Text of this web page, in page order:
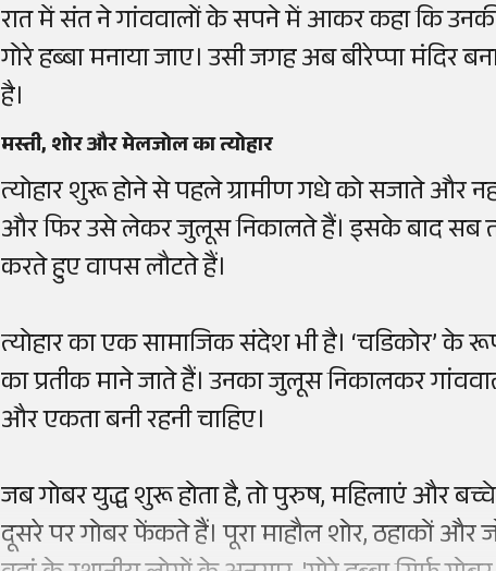
रात में संत ने गांववालों के सपने में आकर कहा कि
गोरे हब्बा मनाया जाए। उसी जगह अब बीरेप्पा मंदिर
है।
मस्ती, शोर और मेलजोल का त्योहार
त्योहार शुरू होने से पहले ग्रामीण गधे को सजाते और
और फिर उसे लेकर जुलूस निकालते हैं। इसके बाद सब
करते हुए वापस लौटते हैं।
त्योहार का एक सामाजिक संदेश भी है। ‘चडिकोर’
का प्रतीक माने जाते हैं। उनका जुलूस निकालकर
और एकता बनी रहनी चाहिए।
जब गोबर युद्ध शुरू होता है, तो पुरुष, महिलाएं और
दूसरे पर गोबर फेंकते हैं। पूरा माहौल शोर, ठहाकों और